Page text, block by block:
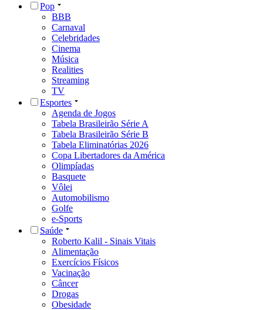
Pop
BBB
Carnaval
Celebridades
Cinema
Música
Realities
Streaming
TV
Esportes
Agenda de Jogos
Tabela Brasileirão Série A
Tabela Brasileirão Série B
Tabela Eliminatórias 2026
Copa Libertadores da América
Olimpíadas
Basquete
Vôlei
Automobilismo
Golfe
e-Sports
Saúde
Roberto Kalil - Sinais Vitais
Alimentação
Exercícios Físicos
Vacinação
Câncer
Drogas
Obesidade